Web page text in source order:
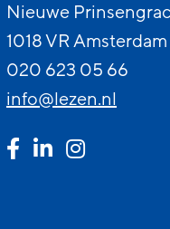
Nieuwe
1018 VR Amsterdam
020 623 05 66
info@lezen.nl